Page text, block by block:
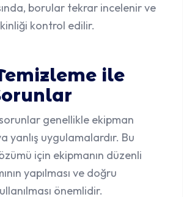
borular tekrar incelenir ve
kontrol edilir.
ile
sorunlar genellikle ekipman
yanlış uygulamalardır. Bu
için ekipmanın düzenli
yapılması ve doğru
önemlidir.